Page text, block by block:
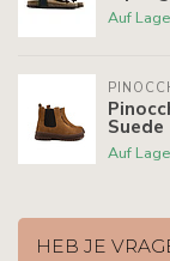
Auf
Suede
Auf
HEB JE